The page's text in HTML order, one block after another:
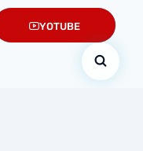
YOTUBE